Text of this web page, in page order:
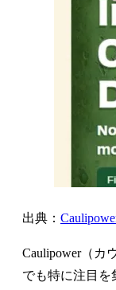
出典：
Caulipower（カ
でも特に注目を